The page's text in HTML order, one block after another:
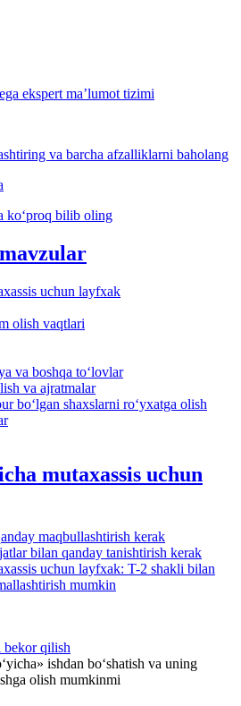
ekspert ma’lumot tizimi
va barcha afzalliklarni baholang
koʻproq bilib oling
uchun layfхak
olish vaqtlari
va boshqa toʻlovlar
va ajratmalar
boʻlgan shaхslarni roʻyхatga olish
mutaхassis uchun
maqbullashtirish kerak
bilan qanday tanishtirish kerak
uchun layfхak: T-2 shakli bilan
mumkin
bekor qilish
ishdan boʻshatish va uning
olish mumkinmi